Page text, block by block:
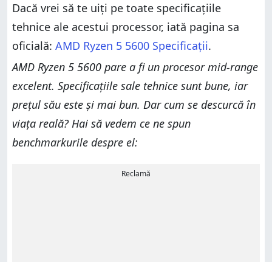
Dacă vrei să te uiți pe toate specificațiile
tehnice ale acestui processor, iată pagina sa
oficială: AMD Ryzen 5 5600 Specificații.
AMD Ryzen 5 5600 pare a fi un procesor mid-range
excelent. Specificațiile sale tehnice sunt bune, iar
prețul său este și mai bun. Dar cum se descurcă în
viața reală? Hai să vedem ce ne spun
benchmarkurile despre el:
Reclamă